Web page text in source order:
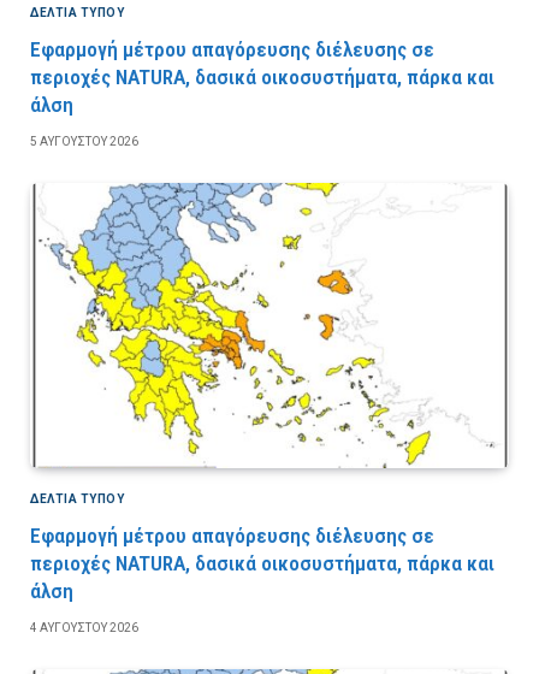
ΔΕΛΤΙΑ ΤΥΠΟΥ
Εφαρμογή μέτρου απαγόρευσης διέλευσης σε
περιοχές NATURA, δασικά οικοσυστήματα, πάρκα και
άλση
5 ΑΥΓΟΎΣΤΟΥ 2026
ΔΕΛΤΙΑ ΤΥΠΟΥ
Εφαρμογή μέτρου απαγόρευσης διέλευσης σε
περιοχές NATURA, δασικά οικοσυστήματα, πάρκα και
άλση
4 ΑΥΓΟΎΣΤΟΥ 2026